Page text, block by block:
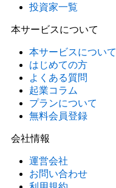
投資家一覧
本サービスについて
本サービスについて
はじめての方
よくある質問
起業コラム
プランについて
無料会員登録
会社情報
運営会社
お問い合わせ